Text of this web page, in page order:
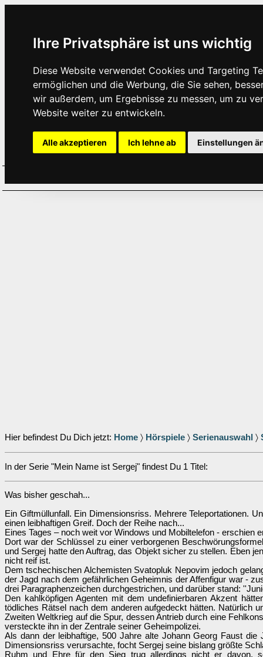
Ihre Privatsphäre ist uns wichtig
Diese Website verwendet Cookies und Targeting
ermöglichen und die Werbung, die Sie sehen,
wir außerdem, um Ergebnisse zu messen, um zu
Website weiter zu entwickeln.
Alle akzeptieren Ich lehne ab Einstellungen
Hier befindest Du Dich jetzt: Home 〉 Hörspiele 〉 Serienauswahl 〉
In der Serie "Mein Name ist Sergej" findest Du 1 Titel:
Was bisher geschah...
Ein Giftmüllunfall. Ein Dimensionsriss. Mehrere Teleportationen.
einen leibhaftigen Greif. Doch der Reihe nach...
Eines Tages – noch weit vor Windows und Mobiltelefon -
Dort war der Schlüssel zu einer verborgenen
und Sergej hatte den Auftrag, das Objekt sicher zu stellen. Eben
nicht reif ist.
Dem tschechischen Alchemisten Svatopluk Nepovim jedoch
der Jagd nach dem gefährlichen Geheimnis der Affenfigur war -
drei Paragraphenzeichen durchgestrichen, und darüber stand:
Den kahlköpfigen Agenten mit dem undefinierbaren Akzent
tödliches Rätsel nach dem anderen aufgedeckt hätten. Natürlich
Zweiten Weltkrieg auf die Spur, dessen Antrieb durch eine
versteckte ihn in der Zentrale seiner Geheimpolizei.
Als dann der leibhaftige, 500 Jahre alte Johann Georg Faust
Dimensionsriss verursachte, focht Sergej seine bislang größte
Ruhm und Ehre für den Sieg trug allerdings nicht er davon,